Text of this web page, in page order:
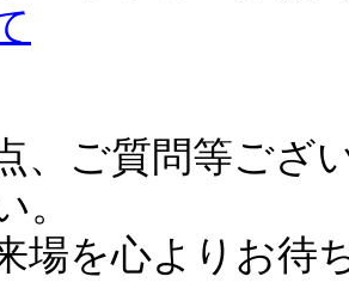
、ご質問等ござ
。
場を心よりお待